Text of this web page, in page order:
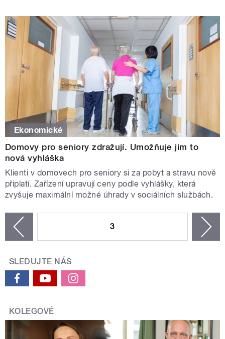
Ekonomické
Domovy pro seniory zdražují. Umožňuje jim to
nová vyhláška
Klienti v domovech pro seniory si za pobyt a stravu nově
připlatí. Zařízení upravují ceny podle vyhlášky, která
zvyšuje maximální možné úhrady v sociálních službách.
3
SLEDUJTE NÁS
KOLEGOVÉ